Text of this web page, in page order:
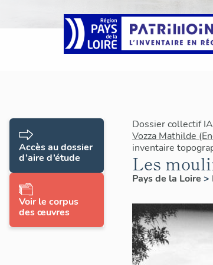
Dossier collectif
Vozza Mathilde
inventaire
Les
Pays de la Loire >
Accès au dossier
d’aire d’étude
Voir le corpus
des œuvres